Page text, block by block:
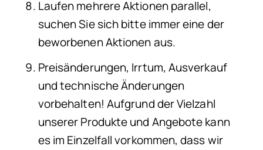
Laufen mehrere Aktionen parallel,
suchen Sie sich bitte immer eine der
beworbenen Aktionen aus.
Preisänderungen, Irrtum, Ausverkauf
und technische Änderungen
vorbehalten! Aufgrund der Vielzahl
unserer Produkte und Angebote kann
es im Einzelfall vorkommen, dass wir